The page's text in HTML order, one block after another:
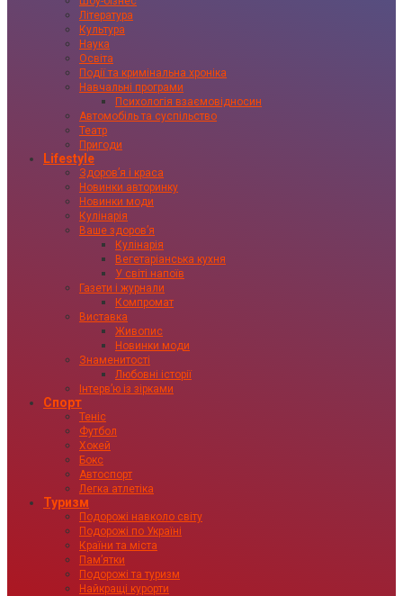
Література
Культура
Наука
Освіта
Події та кримінальна хроніка
Навчальні програми
Психологія взаємовідносин
Автомобіль та суспільство
Театр
Пригоди
Lifestyle
Здоровʼя і краса
Новинки авторинку
Новинки моди
Кулінарія
Ваше здоровʼя
Кулінарія
Вегетаріанська кухня
У світі напоїв
Газети і журнали
Компромат
Виставка
Живопис
Новинки моди
Знаменитості
Любовні історії
Інтервʼю із зірками
Спорт
Теніс
Футбол
Хокей
Бокс
Автоспорт
Легка атлетіка
Туризм
Подорожі навколо світу
Подорожі по Україні
Країни та міста
Пам’ятки
Подорожі та туризм
Найкращі курорти